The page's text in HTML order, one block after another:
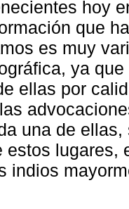
hoy
que
es muy
ya
ellas por
una de
estos lugares,
indios